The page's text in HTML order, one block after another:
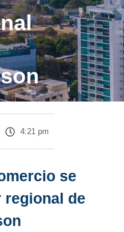
4:21 pm
se
regional de